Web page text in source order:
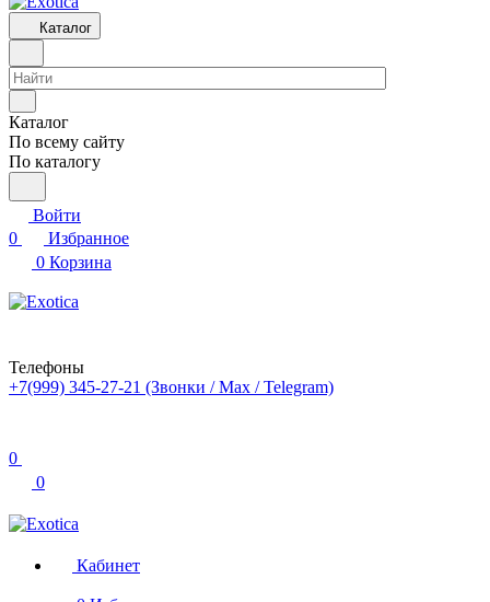
Каталог
Каталог
По всему сайту
По каталогу
Войти
0
Избранное
0 Корзина
Телефоны
+7(999) 345-27-21 (Звонки / Max / Telegram)
0
0
Кабинет